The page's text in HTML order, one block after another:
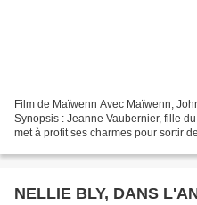
Film de Maïwenn Avec Maïwenn,
Synopsis : Jeanne Vaubernier, fille
met à profit ses charmes pour sortir
NELLIE BLY, DANS